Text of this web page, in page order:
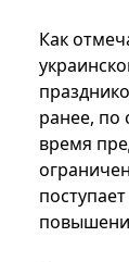
Как
ранее, по
время